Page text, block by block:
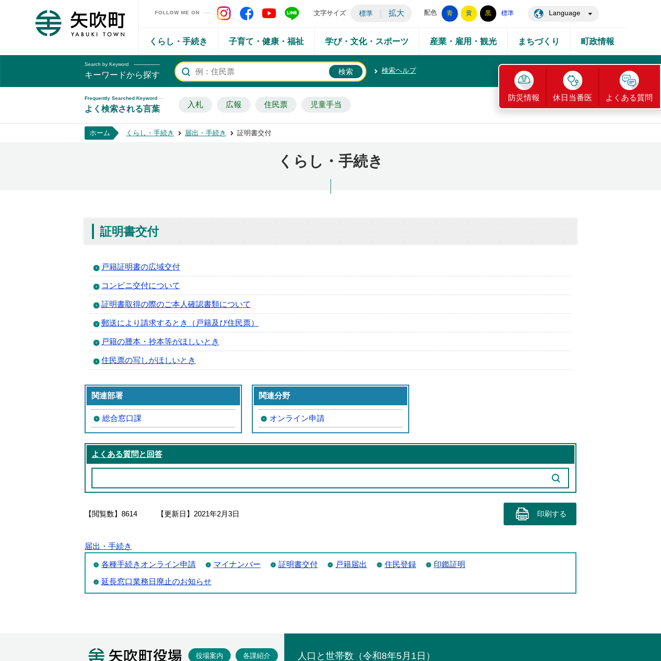
矢吹町ホームページ
FOLLOW ME ON 矢吹町 Instagram
矢吹町 Facebook
矢吹町 YouTube
矢吹町 LINE
文字サイズ 標準 拡大 配色 青 黄 黒 標準 Language
くらし・手続き 子育て・健康・福祉 学び・文化・スポーツ 産業・雇用・観光 まちづくり 町政情報
Search by Keyword
キーワードから探す 検索ヘルプ
Frequently Searched Keyword
よく検索される言葉 入札 広報 住民票 児童手当
防災情報 休日当番医 よくある質問
ホーム くらし・手続き 届出・手続き 証明書交付
くらし・手続き
証明書交付
戸籍証明書の広域交付
コンビニ交付について
証明書取得の際のご本人確認書類について
郵送により請求するとき（戸籍及び住民票）
戸籍の謄本・抄本等がほしいとき
住民票の写しがほしいとき
関連部署
総合窓口課
関連分野
オンライン申請
よくある質問と回答
【閲覧数】 8614 【更新日】 2021年2月3日 印刷する
届出・手続き
各種手続きオンライン申請 マイナンバー 証明書交付 戸籍届出 住民登録 印鑑証明
延長窓口業務日廃止のお知らせ
矢吹町役場
役場案内 各課紹介